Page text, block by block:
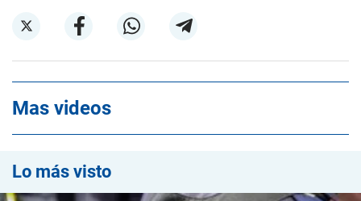
Mas videos
Lo más visto